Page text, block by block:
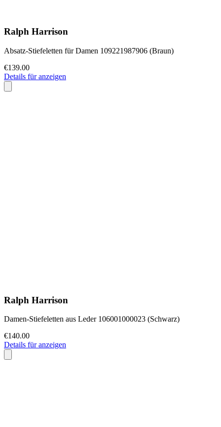
Ralph Harrison
Absatz-Stiefeletten für Damen 109221987906 (Braun)
€139.00
Details für anzeigen
Ralph Harrison
Damen-Stiefeletten aus Leder 106001000023 (Schwarz)
€140.00
Details für anzeigen